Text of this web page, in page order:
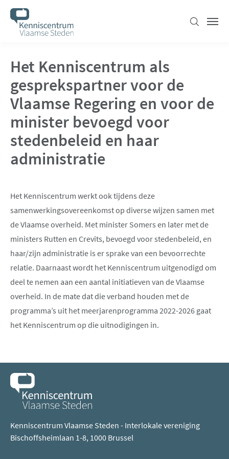
Overslaan
inhoud
Zoeken
Het Kenniscentrum als
gesprekspartner voor de
Vlaamse Regering en voor de
minister bevoegd voor
stedenbeleid en haar
administratie
Het Kenniscentrum werkt ook tijdens deze
samenwerkingsovereenkomst op diverse wijzen samen met
de Vlaamse overheid. Met minister Somers en later met de
ministers Rutten en Crevits, bevoegd voor stedenbeleid, en
haar/zijn administratie is er sprake van een bevoorrechte
relatie. Daarnaast wordt het Kenniscentrum uitgenodigd om
deel te nemen aan een aantal initiatieven van de Vlaamse
overheid. In de mate dat die verband houden met de
programma’s uit het meerjarenprogramma 2022-2026 gaat
het Kenniscentrum op die uitnodigingen in.
Kenniscentrum Vlaamse Steden - Interlokale vereniging
Bischoffsheimlaan 1-8, 1000 Brussel